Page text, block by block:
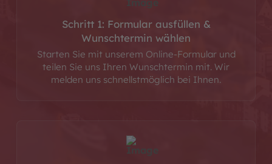
Schritt 1: Formular ausfüllen &
Wunschtermin wählen
Starten Sie mit unserem Online-Formular und
teilen Sie uns Ihren Wunschtermin mit. Wir
melden uns schnellstmöglich bei Ihnen.